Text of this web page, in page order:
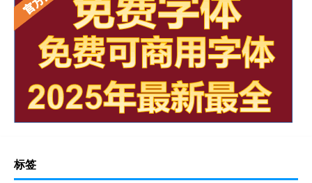
标签